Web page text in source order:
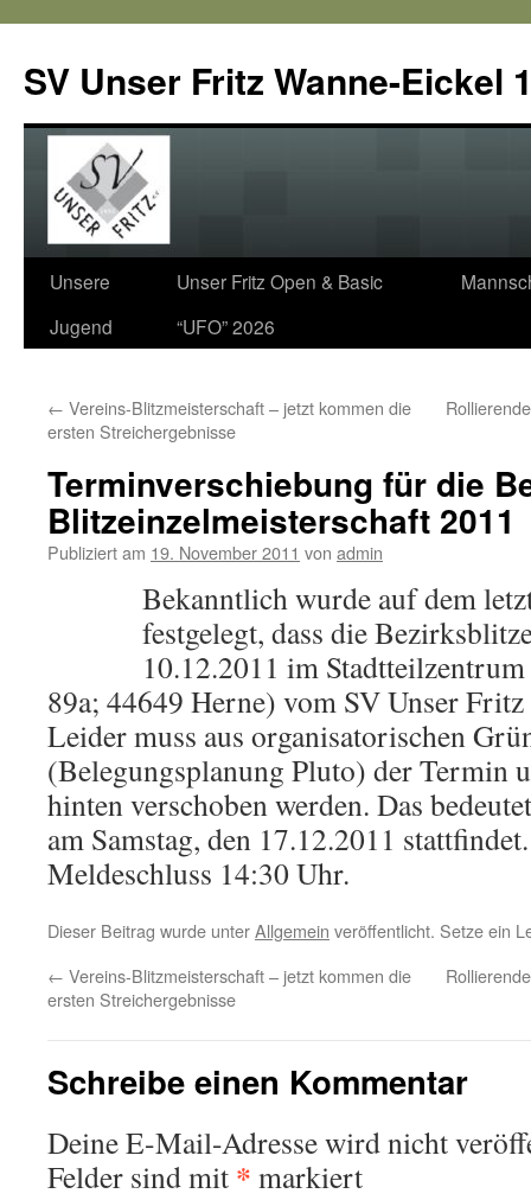
SV Unser Fritz Wanne-Eickel
Zum
Inhalt
Unsere
Jugend
Unser Fritz Open & Basic
“UFO” 2026
← Vereins-Blitzmeisterschaft – jetzt kommen die
ersten Streichergebnisse
Terminverschiebung für die
Blitzeinzelmeisterschaft 2011
Publiziert am 19. November 2011 von admin
Bekanntlich wurde auf dem
festgelegt, dass die
10.12.2011 im
89a; 44649 Herne) vom SV Unser
Leider muss aus organisatorischen
(Belegungsplanung Pluto) der Termin
hinten verschoben werden. Das
am Samstag, den 17.12.2011
Meldeschluss 14:30 Uhr.
Dieser Beitrag wurde unterAllgemein veröffentlicht. Setze ein
← Vereins-Blitzmeisterschaft – jetzt kommen die
ersten Streichergebnisse
Schreibe einen Kommentar
Deine E-Mail-Adresse wird nicht
Felder sind mit * markiert